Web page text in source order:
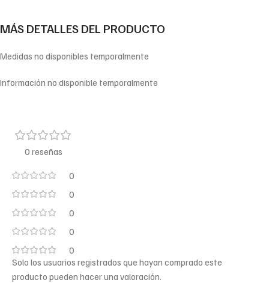
MÁS DETALLES DEL PRODUCTO
Medidas no disponibles temporalmente
Información no disponible temporalmente
0 reseñas
0
0
0
0
0
Solo los usuarios registrados que hayan comprado este
producto pueden hacer una valoración.